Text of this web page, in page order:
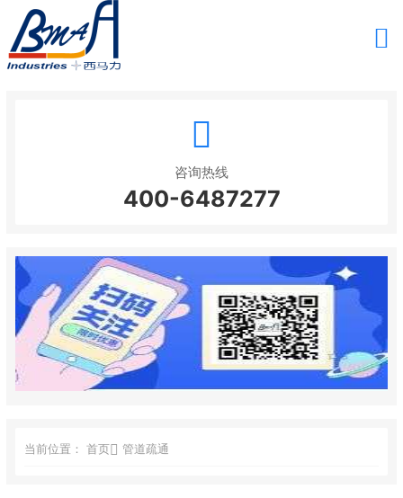
咨询热线
400-6487277
当前位置： 首页 管道疏通